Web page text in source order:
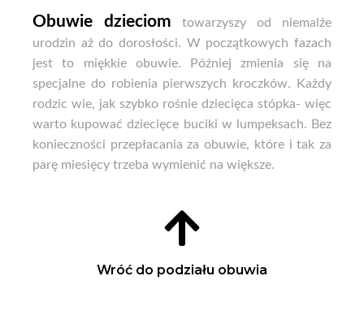
Obuwie dzieciom towarzyszy od niemalże
urodzin aż do dorosłości. W początkowych fazach
jest to miękkie obuwie. Później zmienia się na
specjalne do robienia pierwszych kroczków. Każdy
rodzic wie, jak szybko rośnie dziecięca stópka- więc
warto kupować dziecięce buciki w lumpeksach. Bez
konieczności przepłacania za obuwie, które i tak za
parę miesięcy trzeba wymienić na większe.
Wróć do podziału obuwia